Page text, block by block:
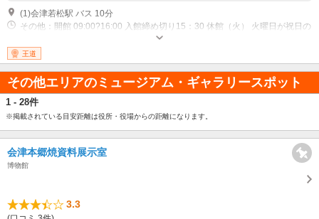
(1)会津若松駅 バス 10分
その他：開館 09:00?16:00 入館締め切り15：30 休館（火） 火曜日が祝日の
王道
その他エリアのミュージアム・ギャラリースポット
1 - 28件
※掲載されている目安距離は役所・役場からの距離になります。
会津本郷焼資料展示室
博物館
3.3